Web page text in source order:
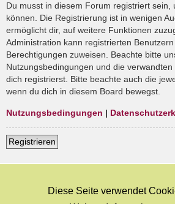
Diese Seite verwendet
Du musst in diesem Forum registriert sein,
können. Die Registrierung ist in wenigen
ermöglicht dir, auf weitere Funktionen
Administration kann registrierten
Berechtigungen zuweisen. Beachte bitte
Nutzungsbedingungen und die
dich registrierst. Bitte beachte auch die
wenn du dich in diesem Board bewegst.
Nutzungsbedingungen |
Registrieren